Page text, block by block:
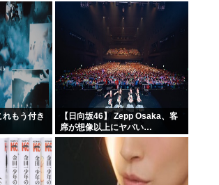
わいそう…会社滅茶苦茶やろな
れもう付き
【日向坂46】 Zepp Osaka、客
席が想像以上にヤバい…